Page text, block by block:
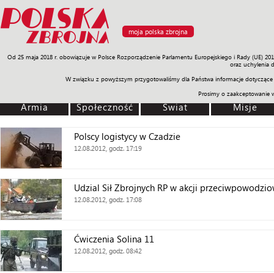
moja polska zbrojna
Od 25 maja 2018 r. obowiązuje w Polsce Rozporządzenie Parlamentu Europejskiego i Rady
oraz uchylenia
W związku z powyższym przygotowaliśmy dla Państwa informacje
Prosimy o
Armia Poligon Sprzęt Misje Polityka Prawo Świat
Armia Społeczność Świat Misje
Polscy logistycy w Czadzie
12.08.2012, godz. 17:19
Udzial Sił Zbrojnych RP w akcji
12.08.2012, godz. 17:08
Ćwiczenia Solina 11
12.08.2012, godz. 08:42